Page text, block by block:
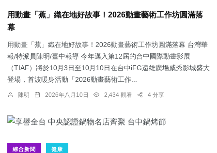
用動畫「蕉」織在地好故事！2026動畫藝術工作坊圓滿落
幕
用動畫「蕉」織在地好故事！2026動畫藝術工作坊圓滿落幕 台灣華
報/特派員陳明/臺中報導 今年邁入第12屆的台中國際動畫影展
（TIAF）將於10月3日至10月10日在台中iFG遠雄廣場威秀影城盛大
登場，首波暖身活動「2026動畫藝術工作...
陳明 2026年八月10日 2,434 觀看 4 分享
綜合新聞 健康